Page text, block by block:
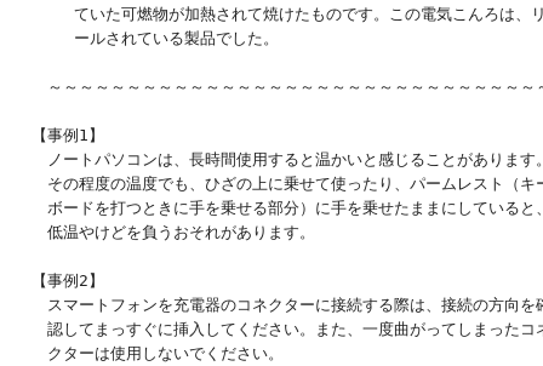
ていた可燃物が加熱されて焼けたものです。この電気こんろは、
      ールされている製品でした。
～～～～～～～～～～～～～～～～～～～～～～～～～～～～～～～
【事例1】
ノートパソコンは、長時間使用すると温かいと感じることがあります
その程度の温度でも、ひざの上に乗せて使ったり、パームレスト（キ
ボードを打つときに手を乗せる部分）に手を乗せたままにしていると
低温やけどを負うおそれがあります。
【事例2】
スマートフォンを充電器のコネクターに接続する際は、接続の方向を
認してまっすぐに挿入してください。また、一度曲がってしまったコ
クターは使用しないでください。